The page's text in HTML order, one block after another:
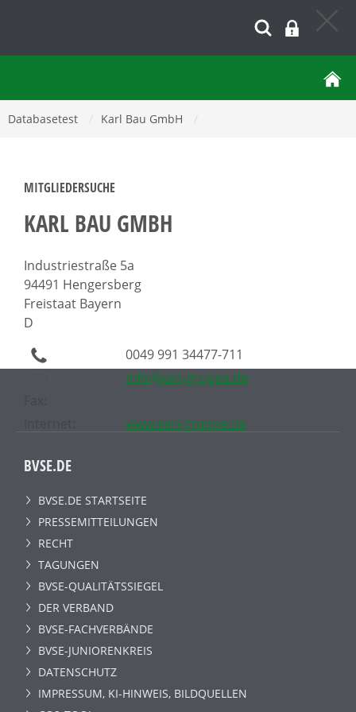
Databasetest Karl Bau GmbH
MITGLIEDERSUCHE
KARL BAU GMBH
Industriestraße 5a
94491 Hengersberg
Freistaat Bayern
D
0049 991 34477-711
info@karl-gruppe.de
www.karl-gruppe.de
BVSE.DE
BVSE.DE STARTSEITE
PRESSEMITTEILUNGEN
RECHT
TAGUNGEN
BVSE-QUALITÄTSSIEGEL
DER VERBAND
BVSE-FACHVERBÄNDE
BVSE-JUNIORENKREIS
DATENSCHUTZ
IMPRESSUM, KI-HINWEIS, BILDQUELLEN